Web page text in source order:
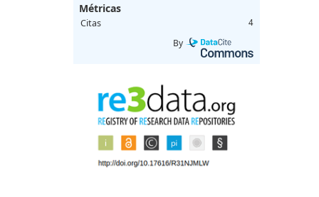
Métricas
Citas 4
By